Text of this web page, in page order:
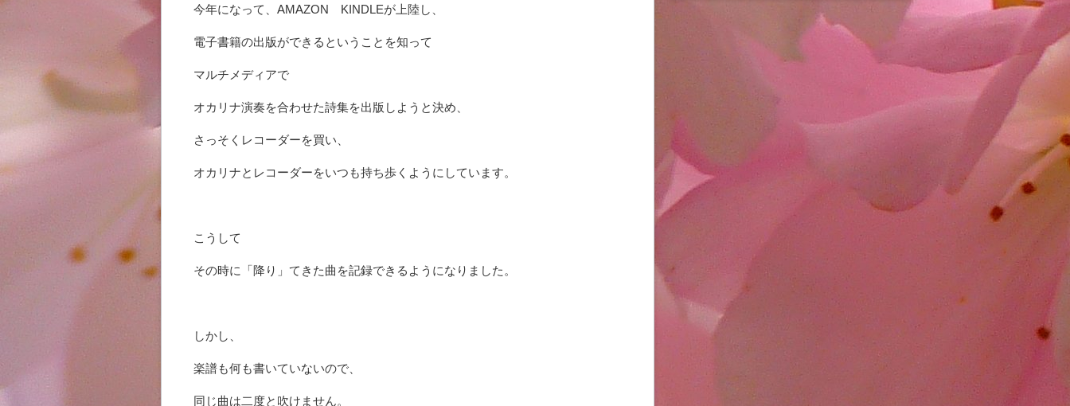
今年になって、 AMAZON KINDLEが上陸し、
電子書籍の出版ができるということを知って
マルチメディアで
オカリナ演奏を合わせた詩集を出版しようと決め、
さっそくレコーダーを買い、
オカリナとレコーダーをいつも持ち歩くようにしています。
こうして
その時に「降り」てきた曲を記録できるようになりました。
しかし、
楽譜も何も書いていないので、
同じ曲は二度と吹けません。